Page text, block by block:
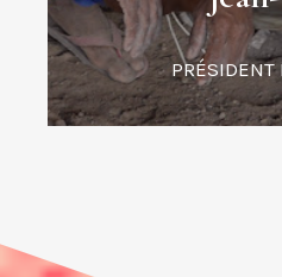
PRÉSIDENT